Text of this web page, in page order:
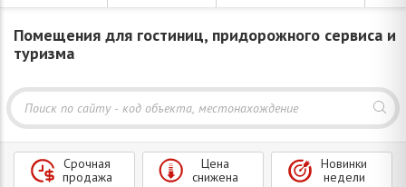
Помещения для гостиниц, придорожного сервиса и
туризма
Срочная
продажа
Цена
снижена
Новинки
недели